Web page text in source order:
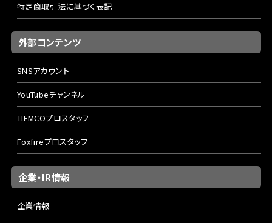
特定商取引法に基づく表記
外部コンテンツ
SNSアカウント
YouTubeチャンネル
TIEMCOプロスタッフ
Foxfireプロスタッフ
企業・IR情報
企業情報